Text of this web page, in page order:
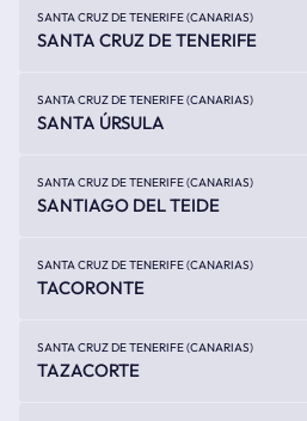
SANTA CRUZ DE TENERIFE (CANARIAS)
SANTA CRUZ DE TENERIFE
SANTA CRUZ DE TENERIFE (CANARIAS)
SANTA ÚRSULA
SANTA CRUZ DE TENERIFE (CANARIAS)
SANTIAGO DEL TEIDE
SANTA CRUZ DE TENERIFE (CANARIAS)
TACORONTE
SANTA CRUZ DE TENERIFE (CANARIAS)
TAZACORTE